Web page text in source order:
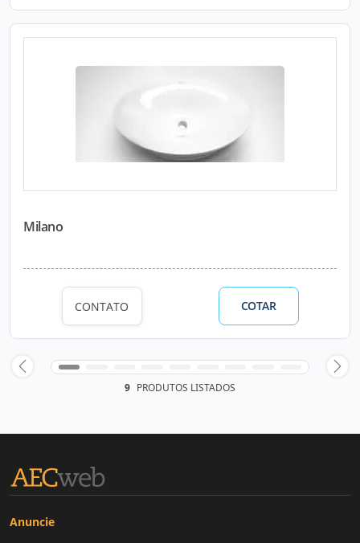
Milano
CONTATO COTAR
9 PRODUTOS LISTADOS
Anuncie